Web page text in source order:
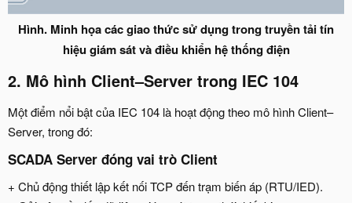
Hình. Minh họa các giao thức sử dụng trong truyền tải tín
hiệu giám sát và điều khiển hệ thống điện
2. Mô hình Client–Server trong IEC 104​
Một điểm nổi bật của IEC 104 là hoạt động theo mô hình Client–
Server, trong đó:
SCADA Server đóng vai trò Client​
+ Chủ động thiết lập kết nối TCP đến trạm biến áp (RTU/IED).